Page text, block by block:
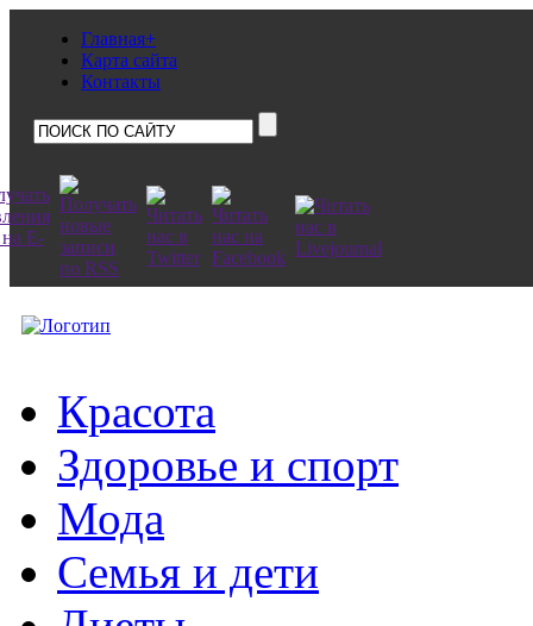
Главная+
Карта сайта
Контакты
Красота
Здоровье и спорт
Мода
Семья и дети